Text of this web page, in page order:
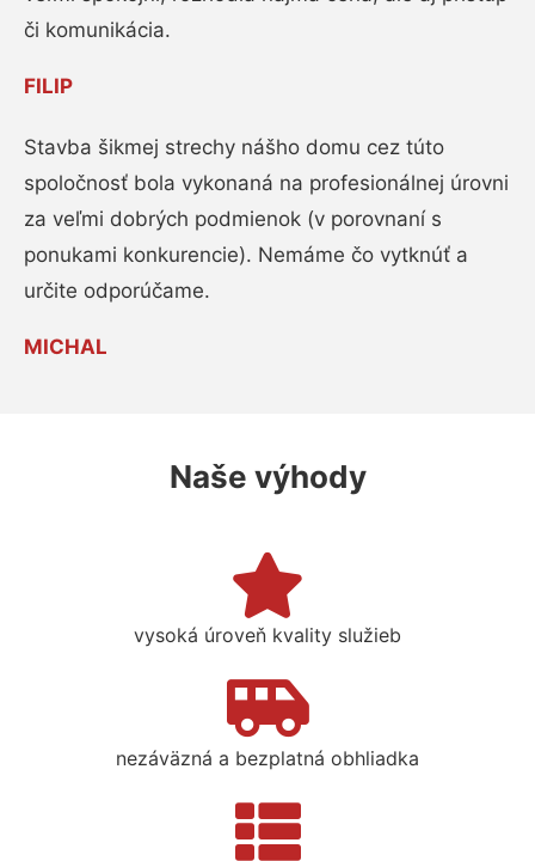
či komunikácia.
FILIP
Stavba šikmej strechy nášho domu cez túto
spoločnosť bola vykonaná na profesionálnej úrovni
za veľmi dobrých podmienok (v porovnaní s
ponukami konkurencie). Nemáme čo vytknúť a
určite odporúčame.
MICHAL
Naše výhody
vysoká úroveň kvality služieb
nezáväzná a bezplatná obhliadka